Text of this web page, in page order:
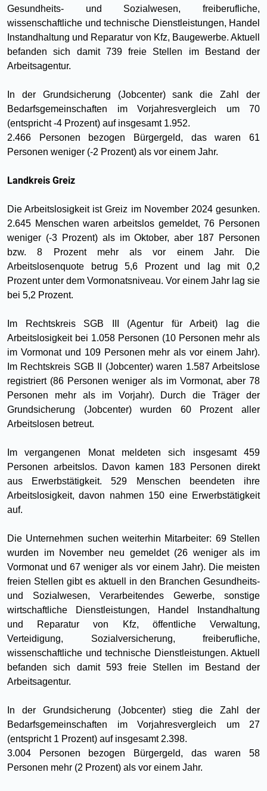
Gesundheits- und Sozialwesen, freiberufliche,
wissenschaftliche und technische Dienstleistungen, Handel
Instandhaltung und Reparatur von Kfz, Baugewerbe. Aktuell
befanden sich damit 739 freie Stellen im Bestand der
Arbeitsagentur.
In der Grundsicherung (Jobcenter) sank die Zahl der
Bedarfsgemeinschaften im Vorjahresvergleich um 70
(entspricht -4 Prozent) auf insgesamt 1.952.
2.466 Personen bezogen Bürgergeld, das waren 61
Personen weniger (-2 Prozent) als vor einem Jahr.
Landkreis Greiz
Die Arbeitslosigkeit ist Greiz im November 2024 gesunken.
2.645 Menschen waren arbeitslos gemeldet, 76 Personen
weniger (-3 Prozent) als im Oktober, aber 187 Personen
bzw. 8 Prozent mehr als vor einem Jahr. Die
Arbeitslosenquote betrug 5,6 Prozent und lag mit 0,2
Prozent unter dem Vormonatsniveau. Vor einem Jahr lag sie
bei 5,2 Prozent.
Im Rechtskreis SGB III (Agentur für Arbeit) lag die
Arbeitslosigkeit bei 1.058 Personen (10 Personen mehr als
im Vormonat und 109 Personen mehr als vor einem Jahr).
Im Rechtskreis SGB II (Jobcenter) waren 1.587 Arbeitslose
registriert (86 Personen weniger als im Vormonat, aber 78
Personen mehr als im Vorjahr). Durch die Träger der
Grundsicherung (Jobcenter) wurden 60 Prozent aller
Arbeitslosen betreut.
Im vergangenen Monat meldeten sich insgesamt 459
Personen arbeitslos. Davon kamen 183 Personen direkt
aus Erwerbstätigkeit. 529 Menschen beendeten ihre
Arbeitslosigkeit, davon nahmen 150 eine Erwerbstätigkeit
auf.
Die Unternehmen suchen weiterhin Mitarbeiter: 69 Stellen
wurden im November neu gemeldet (26 weniger als im
Vormonat und 67 weniger als vor einem Jahr). Die meisten
freien Stellen gibt es aktuell in den Branchen Gesundheits-
und Sozialwesen, Verarbeitendes Gewerbe, sonstige
wirtschaftliche Dienstleistungen, Handel Instandhaltung
und Reparatur von Kfz, öffentliche Verwaltung,
Verteidigung, Sozialversicherung, freiberufliche,
wissenschaftliche und technische Dienstleistungen. Aktuell
befanden sich damit 593 freie Stellen im Bestand der
Arbeitsagentur.
In der Grundsicherung (Jobcenter) stieg die Zahl der
Bedarfsgemeinschaften im Vorjahresvergleich um 27
(entspricht 1 Prozent) auf insgesamt 2.398.
3.004 Personen bezogen Bürgergeld, das waren 58
Personen mehr (2 Prozent) als vor einem Jahr.